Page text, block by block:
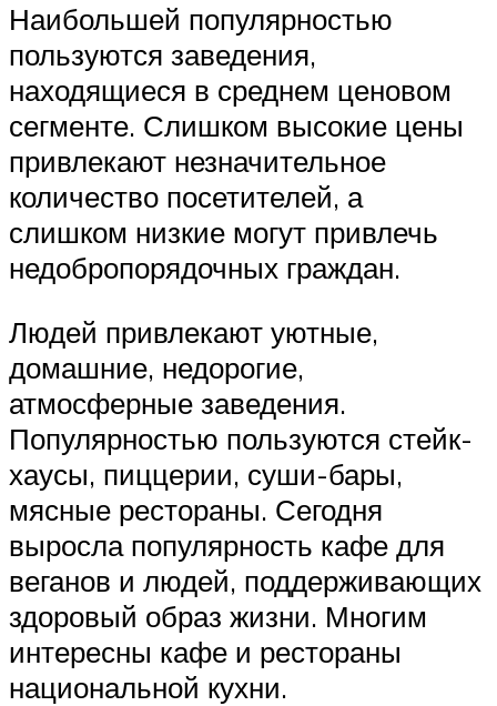
Наибольшей популярностью
пользуются заведения,
находящиеся в среднем ценовом
сегменте. Слишком высокие цены
привлекают незначительное
количество посетителей, а
слишком низкие могут привлечь
недобропорядочных граждан.
Людей привлекают уютные,
домашние, недорогие,
атмосферные заведения.
Популярностью пользуются стейк-
хаусы, пиццерии, суши-бары,
мясные рестораны. Сегодня
выросла популярность кафе для
веганов и людей, поддерживающих
здоровый образ жизни. Многим
интересны кафе и рестораны
национальной кухни.